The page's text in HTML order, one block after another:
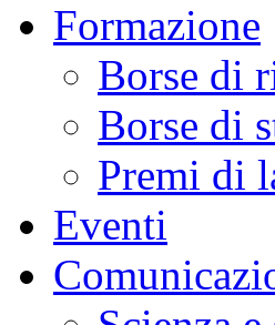
Formazione
Borse di
Borse di
Premi di
Eventi